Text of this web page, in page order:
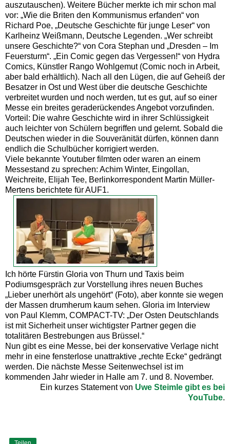
auszutauschen). Weitere Bücher merkte ich mir schon mal
vor: „Wie die Briten den Kommunismus erfanden“ von
Richard Poe, „Deutsche Geschichte für junge Leser“ von
Karlheinz Weißmann, Deutsche Legenden. „Wer schreibt
unsere Geschichte?“ von Cora Stephan und „Dresden – Im
Feuersturm“. „Ein Comic gegen das Vergessen!“ von Hydra
Comics, Künstler Rango Wohlgemut (Comic noch in Arbeit,
aber bald erhältlich). Nach all den Lügen, die auf Geheiß der
Besatzer in Ost und West über die deutsche Geschichte
verbreitet wurden und noch werden, tut es gut, auf so einer
Messe ein breites geraderückendes Angebot vorzufinden.
Vorteil: Die wahre Geschichte wird in ihrer Schlüssigkeit
auch leichter von Schülern begriffen und gelernt. Sobald die
Deutschen wieder in die Souveränität dürfen, können dann
endlich die Schulbücher korrigiert werden.
Viele bekannte Youtuber filmten oder waren an einem
Messestand zu sprechen: Achim Winter, Eingollan,
Weichreite, Elijah Tee, Berlinkorrespondent Martin Müller-
Mertens berichtete für AUF1.
Ich hörte Fürstin Gloria von Thurn und Taxis beim
Podiumsgespräch zur Vorstellung ihres neuen Buches
„Lieber unerhört als ungehört“ (Foto), aber konnte sie wegen
der Massen drumherum kaum sehen. Gloria im Interview
von Paul Klemm, COMPACT-TV: „Der Osten Deutschlands
ist mit Sicherheit unser wichtigster Partner gegen die
totalitären Bestrebungen aus Brüssel.“
Nun gibt es eine Messe, bei der konservative Verlage nicht
mehr in eine fensterlose unattraktive „rechte Ecke“ gedrängt
werden. Die nächste Messe Seitenwechsel ist im
kommenden Jahr wieder in Halle am 7. und 8. November.
Ein kurzes Statement von Uwe Steimle gibt es bei
YouTube.